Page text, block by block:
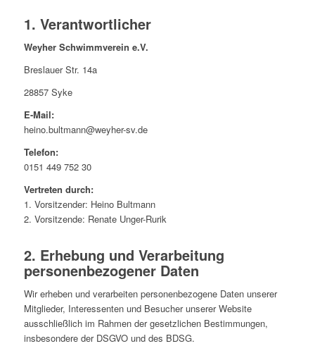
1. Verantwortlicher
Weyher Schwimmverein e.V.
Breslauer Str. 14a
28857 Syke
E-Mail:
heino.bultmann@weyher-sv.de
Telefon:
0151 449 752 30
Vertreten durch:
1. Vorsitzender: Heino Bultmann
2. Vorsitzende: Renate Unger-Rurik
2. Erhebung und Verarbeitung
personenbezogener Daten
Wir erheben und verarbeiten personenbezogene Daten unserer
Mitglieder, Interessenten und Besucher unserer Website
ausschließlich im Rahmen der gesetzlichen Bestimmungen,
insbesondere der DSGVO und des BDSG.